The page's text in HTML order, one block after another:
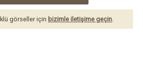
görseller için bizimle iletişime geçin